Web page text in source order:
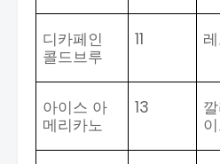
디카페인
콜드브루
11
아이스 아
메리카노
13